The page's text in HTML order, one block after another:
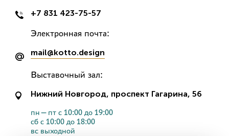
+7 831 423-75-57
Электронная почта:
mail@kotto.design
Выставочный зал:
Нижний Новгород, проспект Гагарина, 56
пн—пт с 10:00 до 19:00
сб с 10:00 до 18:00
вс выходной